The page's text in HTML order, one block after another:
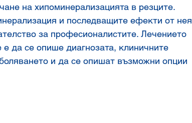
на хипоминерализацията в резците.
и последващите ефекти от нея
за професионалистите. Лечението
да се опише диагнозата, клиничните
и да се опишат възможни опции